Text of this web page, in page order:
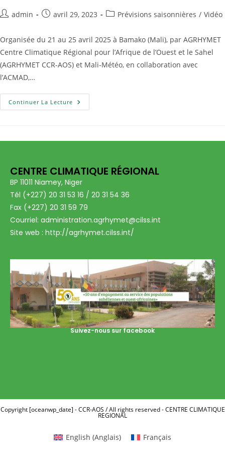
admin avril 29, 2023 Prévisions saisonnières / Vidéo
Organisée du 21 au 25 avril 2025 à Bamako (Mali), par AGRHYMET
Centre Climatique Régional pour l’Afrique de l’Ouest et le Sahel
(AGRHYMET CCR-AOS) et Mali-Météo, en collaboration avec
l’ACMAD,…
Continuer La Lecture
CENTRE CLIMATIQUE RÉGIONAL
BP 11011 Niamey, Niger
Tél (+227) 20 31 53 16 / 20 31 54 36
Fax (+227) 20 31 59 79
Courriel: administration.agrhymet@cilss.int
Site web : http://agrhymet.cilss.int/
Suivez-nous sur facebook
Copyright [oceanwp_date] - CCR-AOS / All rights reserved - CENTRE CLIMATIQUE
REGIONAL
English (Anglais) Français